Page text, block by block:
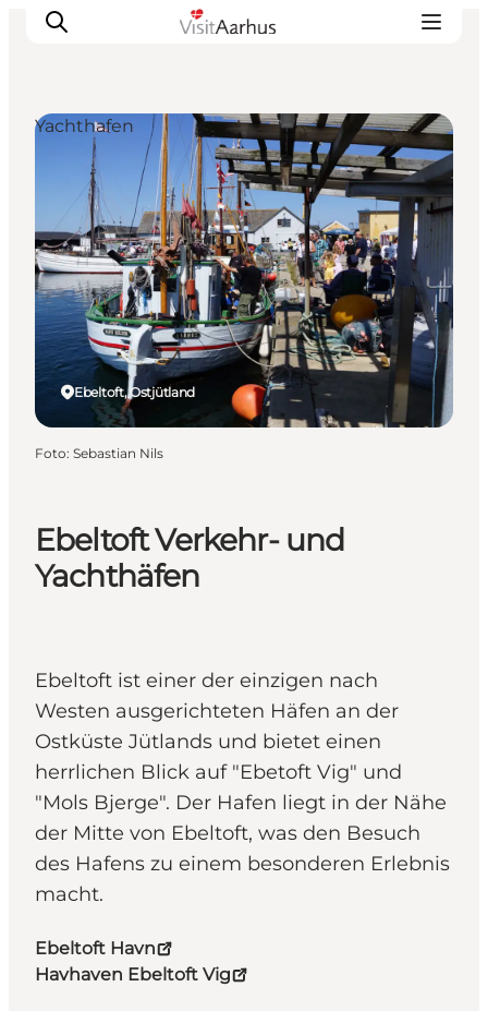
Sehen und erleben
Veranstaltungen
Städte und Regionen
Reiseplanung
Transport
Ebeltoft Verkehr- und
Yachthäfen
Ebeltoft ist einer der einzigen nach
Westen ausgerichteten Häfen an der
Ostküste Jütlands und bietet einen
herrlichen Blick auf "Ebetoft Vig" und
"Mols Bjerge". Der Hafen liegt in der Nähe
der Mitte von Ebeltoft, was den Besuch
des Hafens zu einem besonderen Erlebnis
macht.
Ebeltoft Havn
Havhaven Ebeltoft Vig
Ebeltoft, Ostjütland
Yachthafen
Foto: Sebastian Nils